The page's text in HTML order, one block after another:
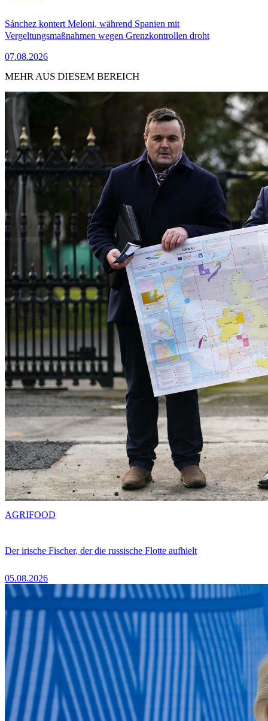
Sánchez kontert Meloni, während Spanien mit
Vergeltungsmaßnahmen wegen Grenzkontrollen droht
07.08.2026
MEHR AUS DIESEM BEREICH
Der irische Fischer, der die russische Flotte aufhielt
05.08.2026
AGRIFOOD